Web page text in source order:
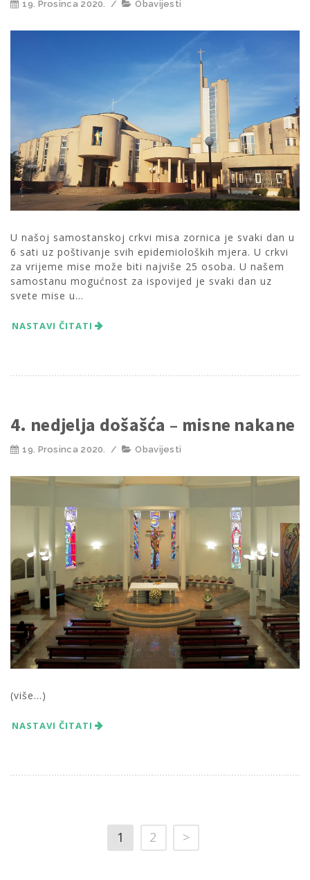
19. Prosinca 2020. / Obavijesti
U našoj samostanskoj crkvi misa zornica je svaki dan u
6 sati uz poštivanje svih epidemioloških mjera. U crkvi
za vrijeme mise može biti najviše 25 osoba. U našem
samostanu mogućnost za ispovijed je svaki dan uz
svete mise u...
NASTAVI ČITATI
4. nedjelja došašća – misne nakane
19. Prosinca 2020. / Obavijesti
(više…)
NASTAVI ČITATI
1 2 >